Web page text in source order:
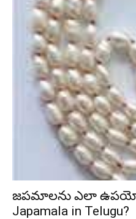
జపమాలను ఎలా
Japamala in Telugu?